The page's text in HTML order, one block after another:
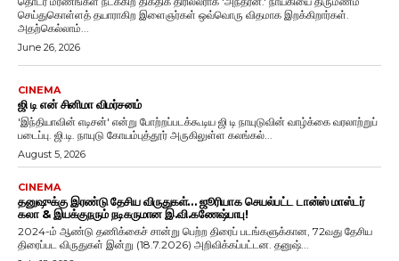
செய்துகொள்ளத் தயாராகிற இளைஞர்கள் ஒவ்வொரு விதமாக இறக்கிறார்கள்.
அதற்கெல்லாம்...
June 26, 2026
CINEMA
ஜி டி என் சினிமா விமர்சனம்
'இந்தியாவின் எடிசன்' என்று போற்றப்படக்கூடிய ஜி டி நாயுடுவின் வாழ்க்கை வரலாற்றுப்
படைப்பு. ஜி.டி. நாயுடு கோயம்புத்தூர் அருகிலுள்ள கலங்கல்...
August 5, 2026
CINEMA
தனுஷுக்கு இரண்டு தேசிய விருதுகள்… ஜூரியாக செயல்பட்ட டான்ஸ் மாஸ்டர்
கலா & இயக்குநரும் நடிகருமான இ.வி.கணேஷ்பாபு!
2024-ம் ஆண்டு தணிக்கைச் சான்று பெற்ற திரைப் படங்களுக்கான, 72வது தேசிய
திரைப்பட விருதுகள் இன்று (18.7.2026) அறிவிக்கப்பட்டன. தனுஷ்...